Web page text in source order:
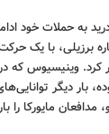
برزیلی، با یک
کرد. وینیسیوس که
بار دیگر
مایورکا را